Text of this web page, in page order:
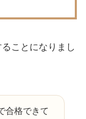
ことになりまし
合格できて